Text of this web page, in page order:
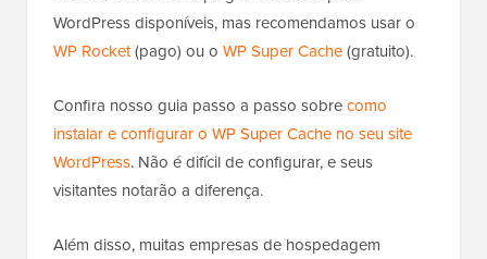
WordPress disponíveis, mas recomendamos usar o
WP Rocket(pago) ou o WP Super Cache(gratuito).
Confira nosso guia passo a passo sobrecomo
instalar e configurar o WP Super Cache no seu site
WordPress. Não é difícil de configurar, e seus
visitantes notarão a diferença.
Além disso, muitas empresas de hospedagem